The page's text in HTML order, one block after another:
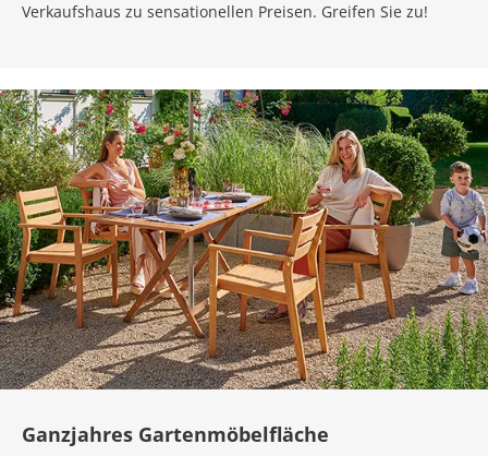
Verkaufshaus zu sensationellen Preisen. Greifen Sie zu!
Ganzjahres Gartenmöbelfläche